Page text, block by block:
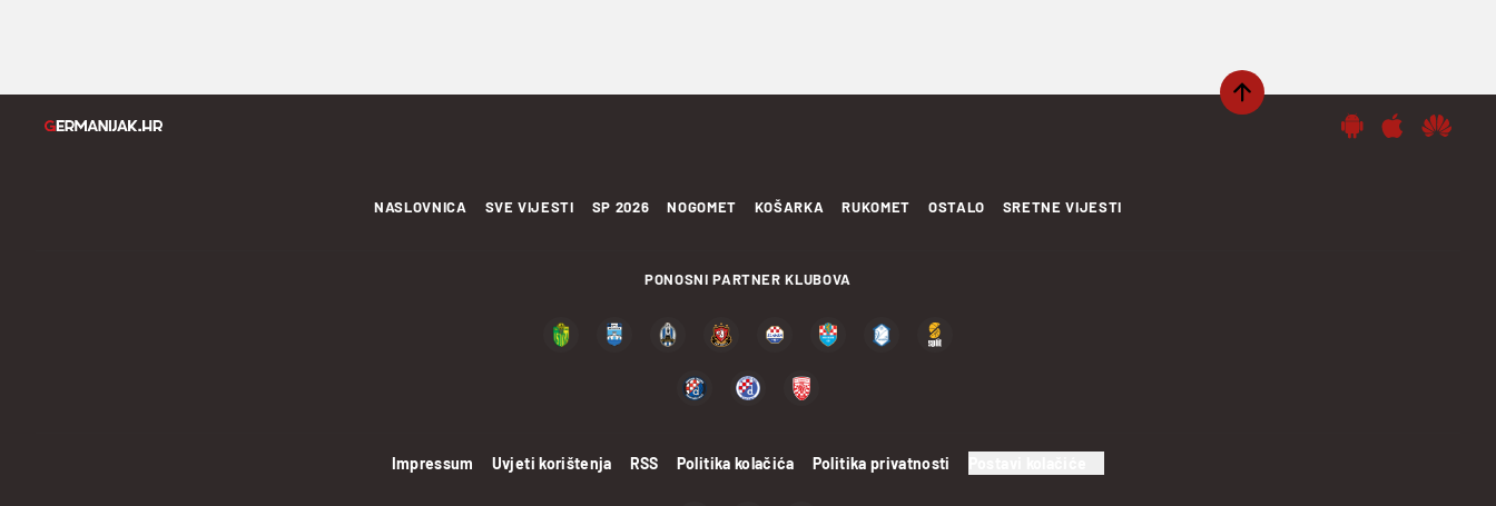
NASLOVNICA SVE VIJESTI SP 2026 NOGOMET KOŠARKA RUKOMET OSTALO SRETNE VIJESTI
PONOSNI PARTNER KLUBOVA
Impressum Uvjeti korištenja RSS Politika kolačića Politika privatnosti